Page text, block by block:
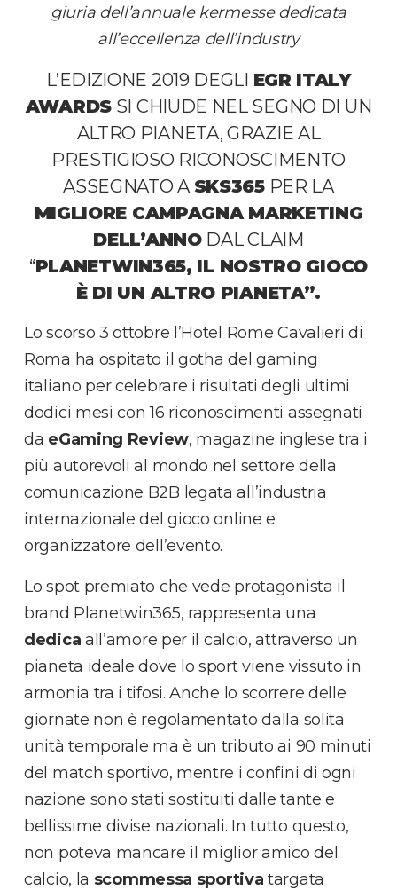
giuria dell’annuale kermesse dedicata
all’eccellenza dell’industry
L’EDIZIONE 2019 DEGLI EGR ITALY
AWARDS SI CHIUDE NEL SEGNO DI UN
ALTRO PIANETA, GRAZIE AL
PRESTIGIOSO RICONOSCIMENTO
ASSEGNATO A SKS365PER LA
MIGLIORE CAMPAGNA MARKETING
DELL’ANNODAL CLAIM
“PLANETWIN365, IL NOSTRO GIOCO
È DI UN ALTRO PIANETA”.
Lo scorso 3 ottobre l’Hotel Rome Cavalieri di
Roma ha ospitato il gotha del gaming
italiano per celebrare i risultati degli ultimi
dodici mesi con 16 riconoscimenti assegnati
da eGaming Review, magazine inglese tra i
più autorevoli al mondo nel settore della
comunicazione B2B legata all’industria
internazionale del gioco online e
organizzatore dell’evento.
Lo spot premiato che vede protagonista il
brand Planetwin365, rappresenta una
dedica all’amore per il calcio, attraverso un
pianeta ideale dove lo sport viene vissuto in
armonia tra i tifosi. Anche lo scorrere delle
giornate non è regolamentato dalla solita
unità temporale ma è un tributo ai 90 minuti
del match sportivo, mentre i confini di ogni
nazione sono stati sostituiti dalle tante e
bellissime divise nazionali. In tutto questo,
non poteva mancare il miglior amico del
calcio, la scommessa sportiva targata